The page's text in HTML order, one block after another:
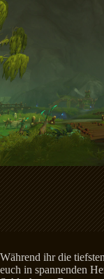
Während ihr die
euch in spannenden